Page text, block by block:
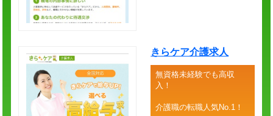
きらケア介護求人
無資格未経験でも高収
入！
介護職の転職人気No.1！